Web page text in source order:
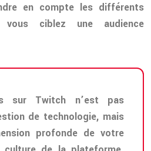
en compte les différents
ciblez une audience
sur Twitch n’est pas
de technologie, mais
profonde de votre